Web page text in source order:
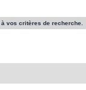
vos critères de recherche.